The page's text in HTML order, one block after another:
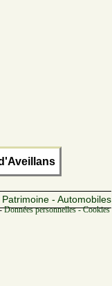
- Automobiles
-Données personnelles -